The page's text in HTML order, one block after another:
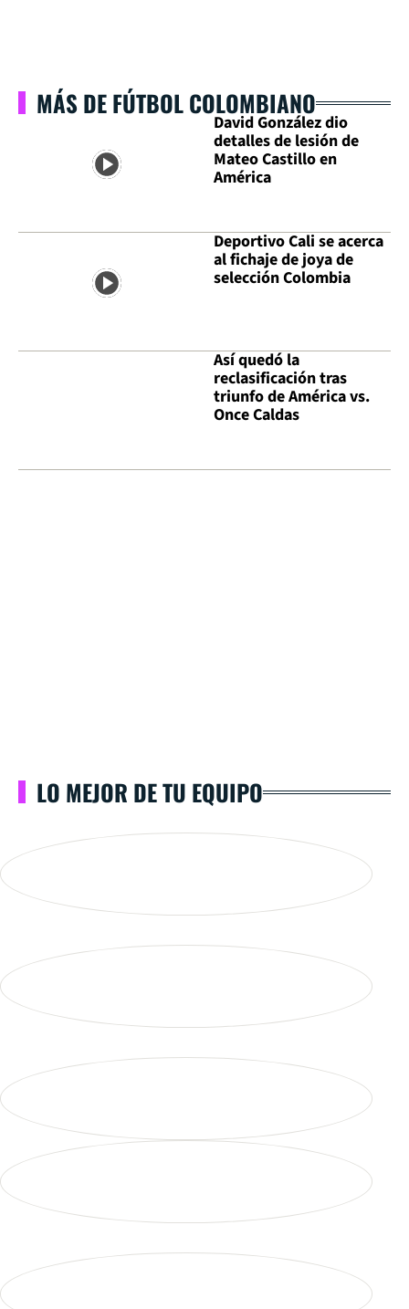
MÁS DE FÚTBOL COLOMBIANO
David González dio
detalles de lesión de
Mateo Castillo en
América
Deportivo Cali se acerca
al fichaje de joya de
selección Colombia
Así quedó la
reclasificación tras
triunfo de América vs.
Once Caldas
LO MEJOR DE TU EQUIPO